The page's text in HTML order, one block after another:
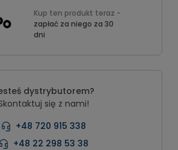
Kup ten produkt teraz -
zapłać za niego za 30
dni
dystrybutorem?
się z nami!
+48 720 915 338
+48 22 298 53 38